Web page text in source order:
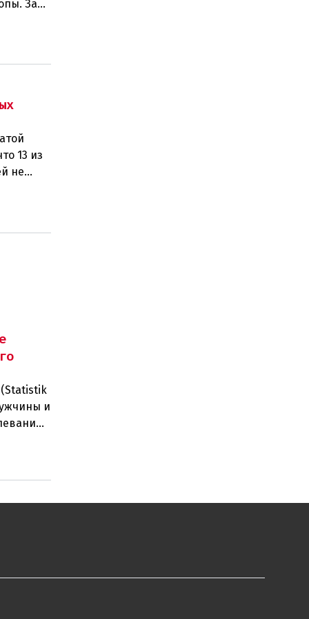
За
13 из
не
(Statistik
и